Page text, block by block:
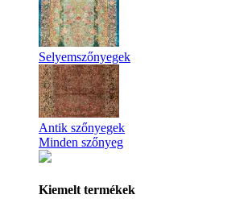
Selyemszőnyegek
Antik szőnyegek
Minden szőnyeg
Kiemelt termékek